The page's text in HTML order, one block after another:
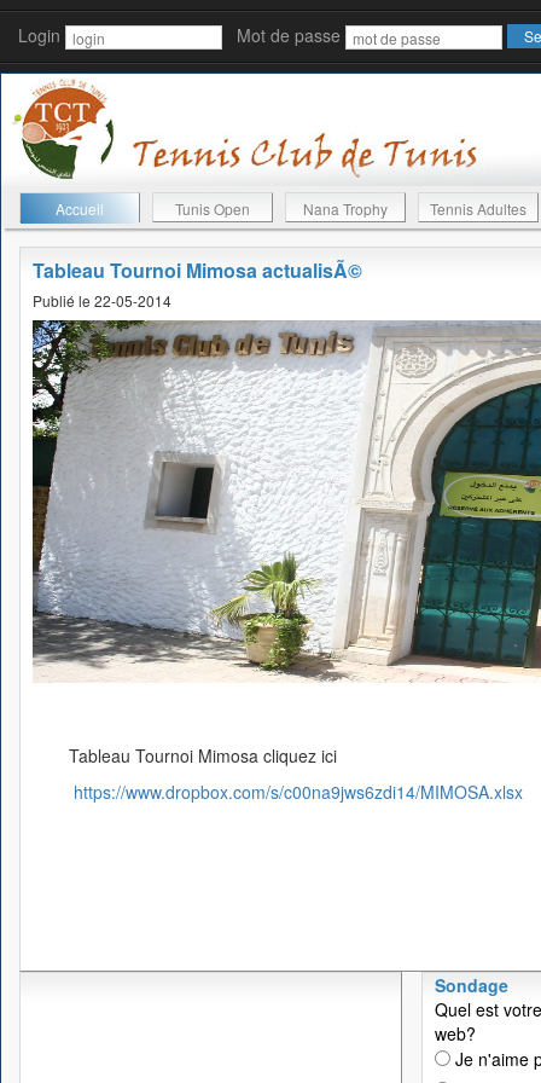
Login Mot de passe
Accueil Tunis Open Nana Trophy Tennis Adultes
Tableau Tournoi Mimosa actualisÃ©
Publié le 22-05-2014
Tableau Tournoi Mimosa cliquez ici
https://www.dropbox.com/s/c00na9jws6zdi14/MIMOSA.xlsx
Sondage
Quel est
web?
Je n'aime